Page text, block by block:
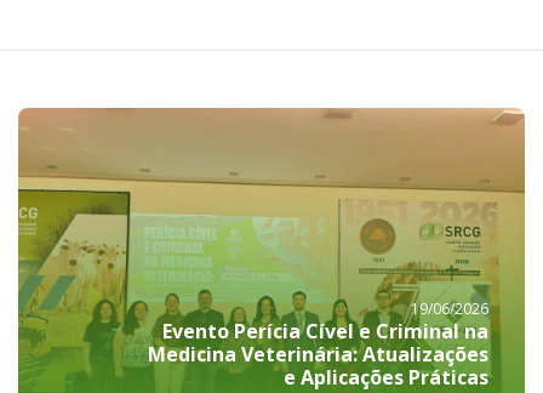
19/06/2026
Evento Perícia Cível e Criminal na
Medicina Veterinária: Atualizações
e Aplicações Práticas